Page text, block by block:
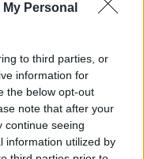
Personal
to third parties, or
information for
the below opt-out
note that after your
continue seeing
information utilized by
Your Girl»